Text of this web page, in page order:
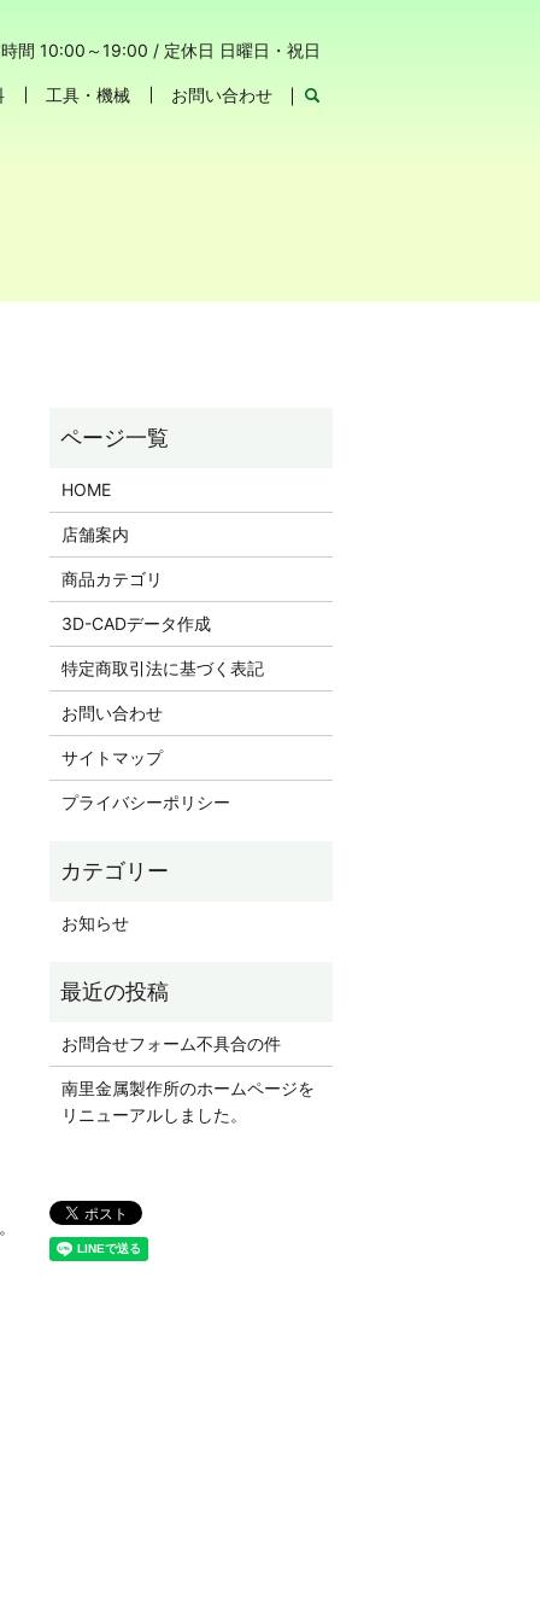
間 10:00～19:00 / 定休日 日曜日・祝日
工具・機械 お問い合わせ
HOME
店舗案内
商品カテゴリ
3D-CADデータ作成
特定商取引法に基づく表記
お問い合わせ
サイトマップ
プライバシーポリシー
お知らせ
お問合せフォーム不具合の件
南里金属製作所のホームページを
リニューアルしました。